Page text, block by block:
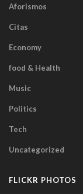
Aforismos
Citas
Economy
food & Health
Music
Politics
Tech
Uncategorized
FLICKR PHOTOS